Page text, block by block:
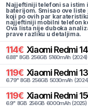
Najjeftiniji telefoni sa istim
baterijom. Smisao ove
koji po ovih par
najjeftiniji mobilni telefon
Ova lista nije duboka
prave razliku u detaljima.
114€ Xiaomi Redmi
6.88" 8GB 256GB 5160mAh (2024)
119€ Xiaomi Redmi
6.79" 8GB 256GB 5030mAh (2024
119€ Xiaomi Redmi
6.9" 8GB 256GB 6000mAh (2025)